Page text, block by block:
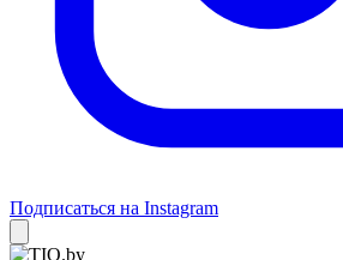
Подписаться на Instagram